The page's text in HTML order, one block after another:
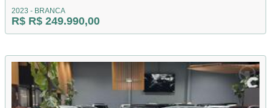
2023 - BRANCA
R$ R$ 249.990,00